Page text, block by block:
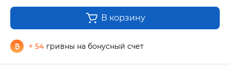
В корзину
+ 54 гривны на бонусный счет